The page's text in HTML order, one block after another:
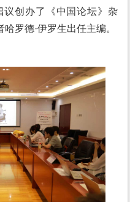
议创办了《中国论坛》杂
罗德·伊罗生出任主编。